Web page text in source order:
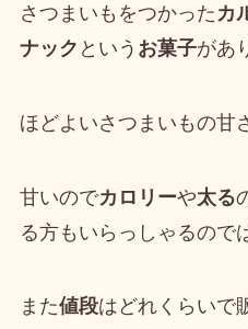
さつまいもをつかった カ
ナック という お菓子があ
ほどよいさつまいもの甘
甘いのでカロリーや太る
る方もいらっしゃるので
また値段はどれくらいで